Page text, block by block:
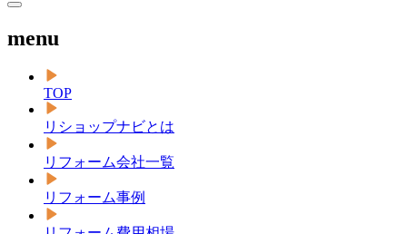
menu
TOP
リショップナビとは
リフォーム会社一覧
リフォーム事例